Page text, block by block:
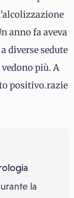
anno fa aveva
diverse sedute
più. A
positivo.razie
la